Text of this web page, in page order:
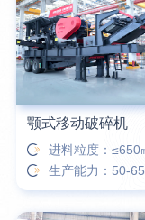
26分钟前 杨先生
28分钟前 肖先生
颚式移动破碎机
进料粒度：≤650
生产能力：50-